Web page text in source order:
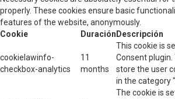
properly. These cookies ensure basic
features of the website, anonymously.
Cookie
Duración Descripción
cookielawinfo-
checkbox-analytics
11
months
This cookie is
Consent plugin.
store the user
in the category
The cookie is